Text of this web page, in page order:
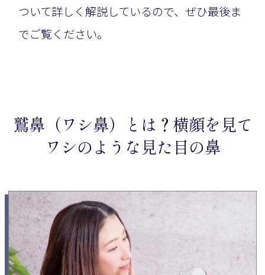
ついて詳しく解説しているので、ぜひ最後ま
でご覧ください。
鷲鼻（ワシ鼻）とは？横顔を見て
ワシのような見た目の鼻